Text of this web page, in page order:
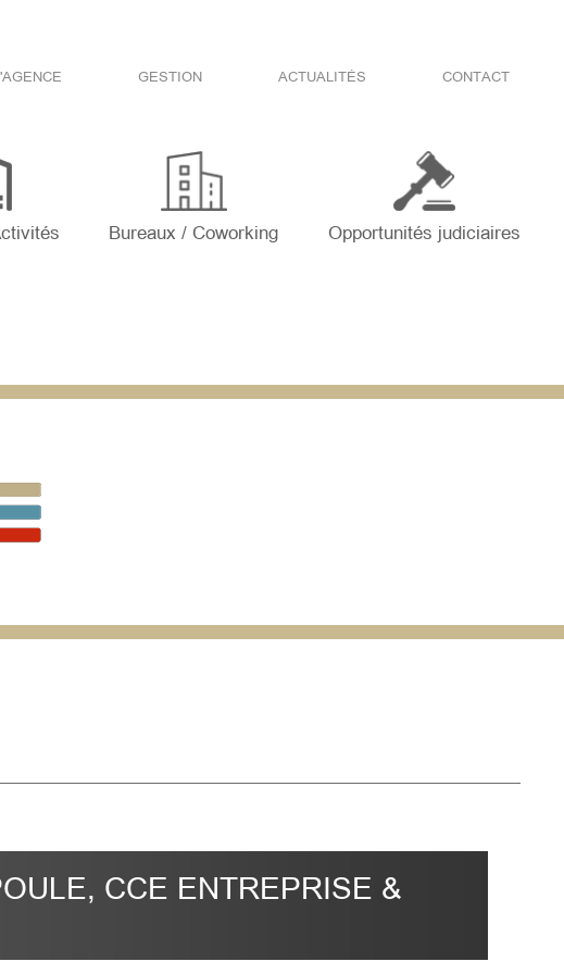
GESTION ACTUALITÉS CONTACT
Bureaux / Coworking Opportunités judiciaires
CCE ENTREPRISE &